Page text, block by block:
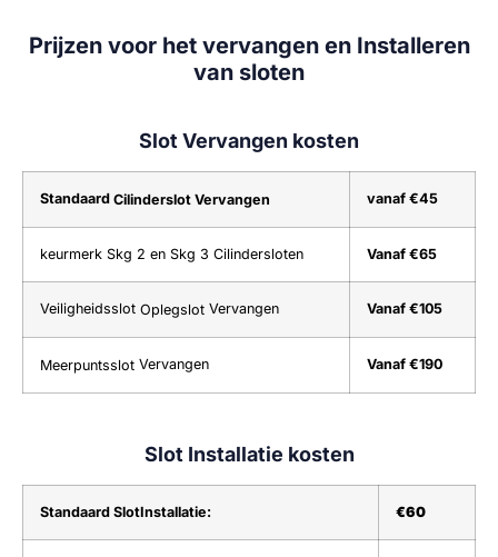
Prijzen voor het vervangen en Installeren
van sloten
Slot Vervangen kosten
Standaard Cilinderslot Vervangen vanaf €45
keurmerk Skg 2 en Skg 3 Cilindersloten Vanaf €65
Veiligheidsslot Oplegslot Vervangen Vanaf €105
Meerpuntsslot Vervangen Vanaf €190
Slot Installatie kosten
Standaard SlotInstallatie: €60